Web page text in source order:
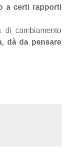
a certi rapporti
cambiamento
dà da pensare